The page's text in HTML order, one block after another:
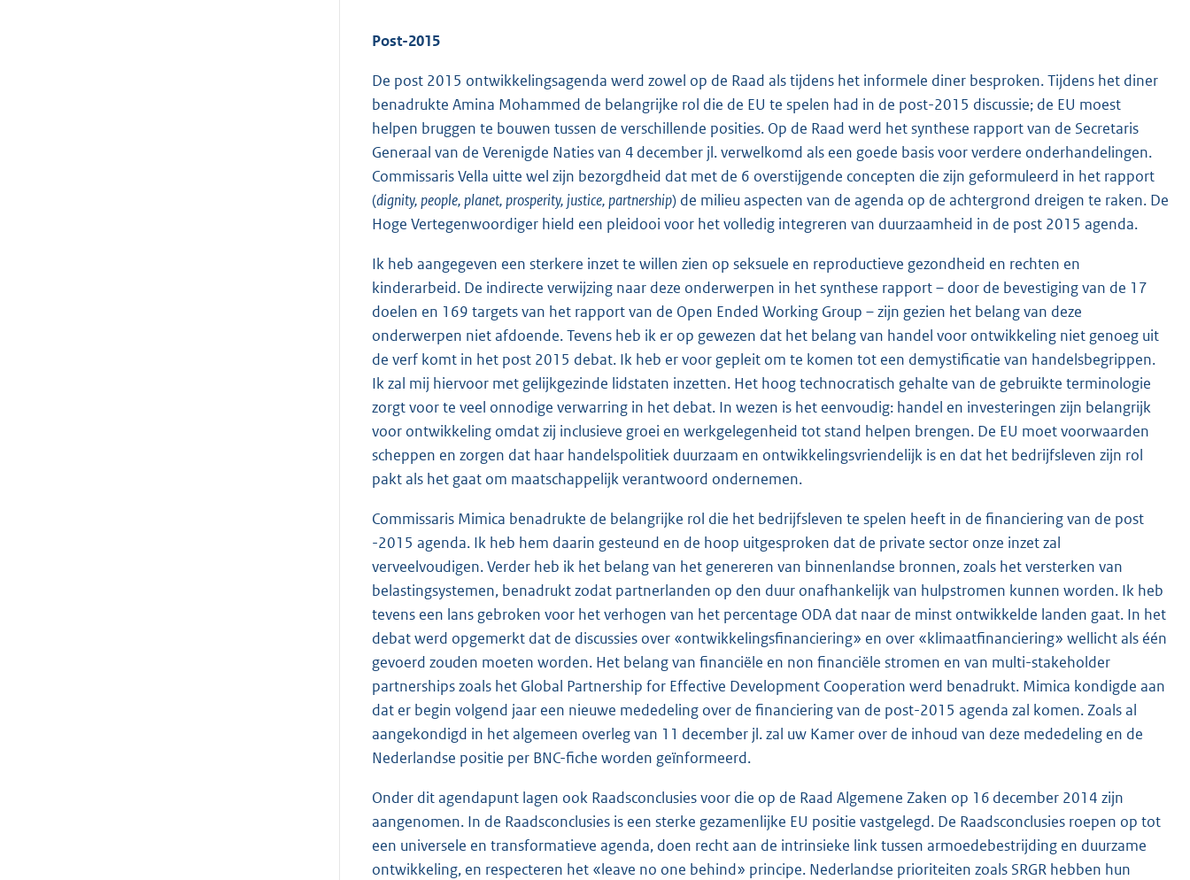
Post-2015
De post 2015 ontwikkelingsagenda werd zowel op de Raad als tijdens het informele diner besproken. Tijdens het diner
benadrukte Amina Mohammed de belangrijke rol die de EU te spelen had in de post-2015 discussie; de EU moest
helpen bruggen te bouwen tussen de verschillende posities. Op de Raad werd het synthese rapport van de Secretaris
Generaal van de Verenigde Naties van 4 december jl. verwelkomd als een goede basis voor verdere onderhandelingen.
Commissaris Vella uitte wel zijn bezorgdheid dat met de 6 overstijgende concepten die zijn geformuleerd in het rapport
(dignity, people, planet, prosperity, justice, partnership) de milieu aspecten van de agenda op de achtergrond dreigen te raken. De
Hoge Vertegenwoordiger hield een pleidooi voor het volledig integreren van duurzaamheid in de post 2015 agenda.
Ik heb aangegeven een sterkere inzet te willen zien op seksuele en reproductieve gezondheid en rechten en
kinderarbeid. De indirecte verwijzing naar deze onderwerpen in het synthese rapport – door de bevestiging van de 17
doelen en 169 targets van het rapport van de Open Ended Working Group – zijn gezien het belang van deze
onderwerpen niet afdoende. Tevens heb ik er op gewezen dat het belang van handel voor ontwikkeling niet genoeg uit
de verf komt in het post 2015 debat. Ik heb er voor gepleit om te komen tot een demystificatie van handelsbegrippen.
Ik zal mij hiervoor met gelijkgezinde lidstaten inzetten. Het hoog technocratisch gehalte van de gebruikte terminologie
zorgt voor te veel onnodige verwarring in het debat. In wezen is het eenvoudig: handel en investeringen zijn belangrijk
voor ontwikkeling omdat zij inclusieve groei en werkgelegenheid tot stand helpen brengen. De EU moet voorwaarden
scheppen en zorgen dat haar handelspolitiek duurzaam en ontwikkelingsvriendelijk is en dat het bedrijfsleven zijn rol
pakt als het gaat om maatschappelijk verantwoord ondernemen.
Commissaris Mimica benadrukte de belangrijke rol die het bedrijfsleven te spelen heeft in de financiering van de post
-2015 agenda. Ik heb hem daarin gesteund en de hoop uitgesproken dat de private sector onze inzet zal
verveelvoudigen. Verder heb ik het belang van het genereren van binnenlandse bronnen, zoals het versterken van
belastingsystemen, benadrukt zodat partnerlanden op den duur onafhankelijk van hulpstromen kunnen worden. Ik heb
tevens een lans gebroken voor het verhogen van het percentage ODA dat naar de minst ontwikkelde landen gaat. In het
debat werd opgemerkt dat de discussies over «ontwikkelingsfinanciering» en over «klimaatfinanciering» wellicht als één
gevoerd zouden moeten worden. Het belang van financiële en non financiële stromen en van multi-stakeholder
partnerships zoals het Global Partnership for Effective Development Cooperation werd benadrukt. Mimica kondigde aan
dat er begin volgend jaar een nieuwe mededeling over de financiering van de post-2015 agenda zal komen. Zoals al
aangekondigd in het algemeen overleg van 11 december jl. zal uw Kamer over de inhoud van deze mededeling en de
Nederlandse positie per BNC-fiche worden geïnformeerd.
Onder dit agendapunt lagen ook Raadsconclusies voor die op de Raad Algemene Zaken op 16 december 2014 zijn
aangenomen. In de Raadsconclusies is een sterke gezamenlijke EU positie vastgelegd. De Raadsconclusies roepen op tot
een universele en transformatieve agenda, doen recht aan de intrinsieke link tussen armoedebestrijding en duurzame
ontwikkeling, en respecteren het «leave no one behind» principe. Nederlandse prioriteiten zoals SRGR hebben hun